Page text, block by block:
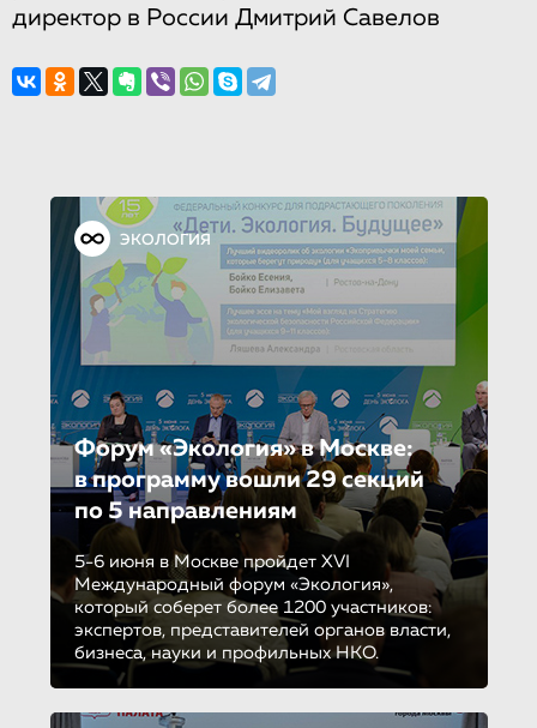
директор в России Дмитрий Савелов
ЭКОЛОГИЯ
Форум «Экология» в Москве:
в программу вошли 29 секций
по 5 направле­ни­ям
5-6 июня в Москве пройдет XVI
Международный форум «Экология»,
который соберет более 1200 участников:
экспертов, представителей органов власти,
бизнеса, науки и профильных НКО.